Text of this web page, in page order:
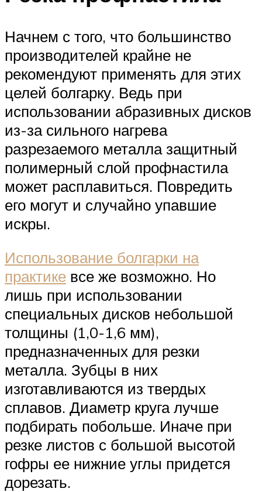
Начнем с того, что большинство
производителей крайне не
рекомендуют применять для этих
целей болгарку. Ведь при
использовании абразивных дисков
из-за сильного нагрева
разрезаемого металла защитный
полимерный слой профнастила
может расплавиться. Повредить
его могут и случайно упавшие
искры.
Использование болгарки на
практике все же возможно. Но
лишь при использовании
специальных дисков небольшой
толщины (1,0-1,6 мм),
предназначенных для резки
металла. Зубцы в них
изготавливаются из твердых
сплавов. Диаметр круга лучше
подбирать побольше. Иначе при
резке листов с большой высотой
гофры ее нижние углы придется
дорезать.